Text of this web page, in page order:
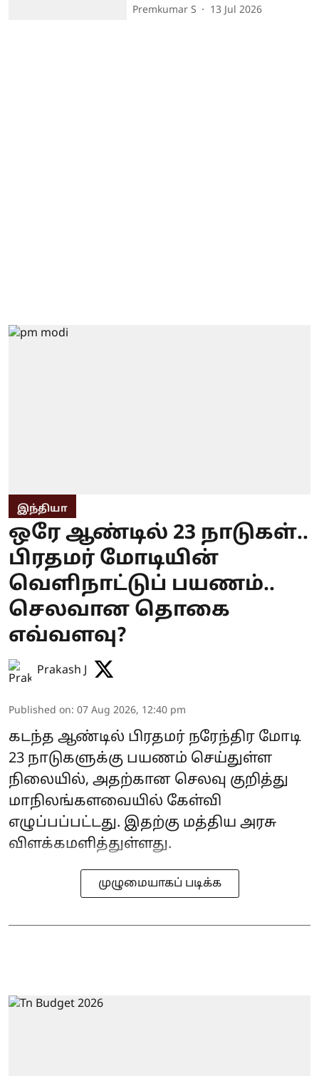
Premkumar S 13 Jul 2026
இந்தியா
ஒரே ஆண்டில் 23 நாடுகள்..
பிரதமர் மோடியின்
வெளிநாட்டுப் பயணம்..
செலவான தொகை
எவ்வளவு?
Prakash J
Published on: 07 Aug 2026, 12:40 pm
கடந்த ஆண்டில் பிரதமர் நரேந்திர மோடி
23 நாடுகளுக்கு பயணம் செய்துள்ள
நிலையில், அதற்கான செலவு குறித்து
மாநிலங்களவையில் கேள்வி
எழுப்பப்பட்டது. இதற்கு மத்திய அரசு
விளக்கமளித்துள்ளது.
முழுமையாகப் படிக்க